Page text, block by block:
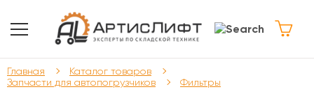
Главная
Каталог товаров
Запчасти для автопогрузчиков
Фильтры